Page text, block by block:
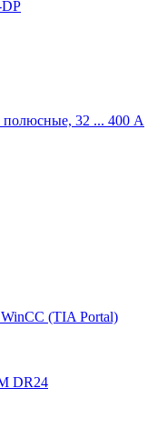
полюсные, 32 ... 400 A
(TIA Portal)
DR24